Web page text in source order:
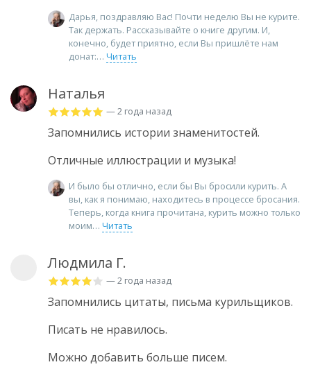
Дарья, поздравляю Вас! Почти неделю Вы не курите.
Так держать. Рассказывайте о книге другим. И,
конечно, будет приятно, если Вы пришлёте нам
донат:
Читать
Наталья
— 2 года назад
Запомнились истории знаменитостей.
Отличные иллюстрации и музыка!
И было бы отлично, если бы Вы бросили курить. А
вы, как я понимаю, находитесь в процессе бросания.
Теперь, когда книга прочитана, курить можно только
моим
Читать
Людмила Г.
— 2 года назад
Запомнились цитаты, письма курильщиков.
Писать не нравилось.
Можно добавить больше писем.